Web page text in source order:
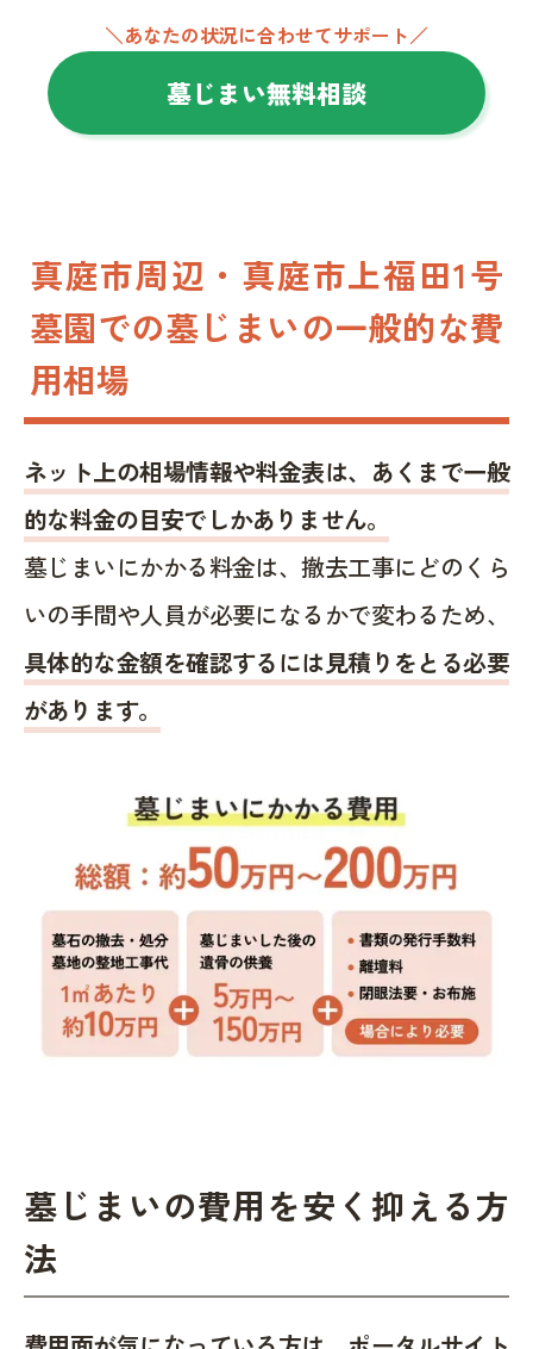
＼あなたの状況に合わせてサポート／
墓じまい無料相談
真庭市周辺・真庭市上福田1号
墓園での墓じまいの一般的な費
用相場
ネット上の相場情報や料金表は、あくまで一般
的な料金の目安でしかありません。
墓じまいにかかる料金は、撤去工事にどのくら
いの手間や人員が必要になるかで変わるため、
具体的な金額を確認するには見積りをとる必要
があります。
墓じまいの費用を安く抑える方
法